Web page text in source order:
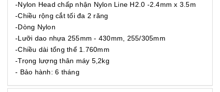
-Nylon Head chấp nhận Nylon Line H2.0 -2.4mm x 3.5m
-Chiều rộng cắt tối đa 2 răng
-Dòng Nylon
-Lưỡi dao nhựa 255mm - 430mm, 255/305mm
-Chiều dài tổng thể 1.760mm
-Trọng lượng thân máy 5,2kg
- Bảo hành: 6 tháng